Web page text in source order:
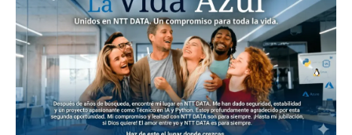
en
mi
vida,
un
compromiso
eterno:
Mi
llegada
a
NTT